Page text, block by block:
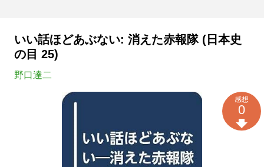
いい話ほどあぶない: 消えた赤報隊 (日本史
の目 25)
野口達二
感想
0